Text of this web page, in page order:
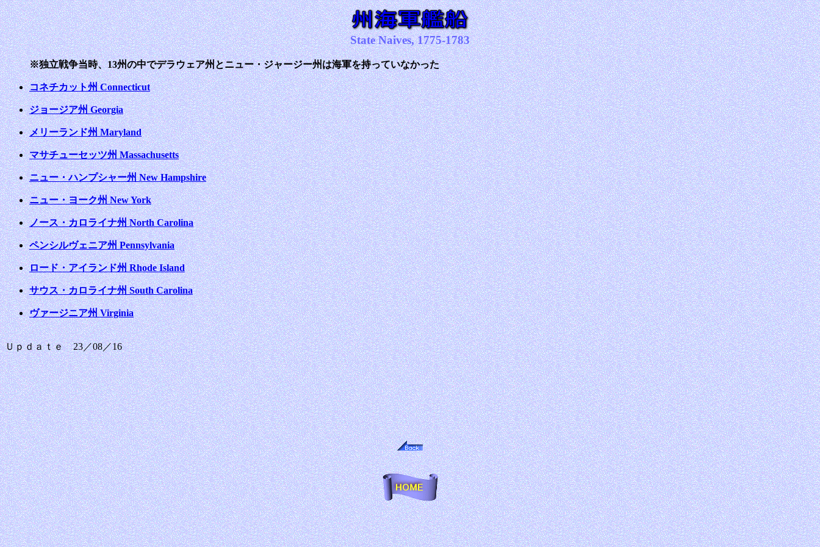
State Naives, 1775-1783
※独立戦争当時、13州の中でデラウェア州とニュー・ジャージー州は海軍を持っていなかった
コネチカット州 Connecticut
ジョージア州 Georgia
メリーランド州 Maryland
マサチューセッツ州 Massachusetts
ニュー・ハンプシャー州 New Hampshire
ニュー・ヨーク州 New York
ノース・カロライナ州 North Carolina
ペンシルヴェニア州 Pennsylvania
ロード・アイランド州 Rhode Island
サウス・カロライナ州 South Carolina
ヴァージニア州 Virginia
Ｕｐｄａｔｅ 23／08／16